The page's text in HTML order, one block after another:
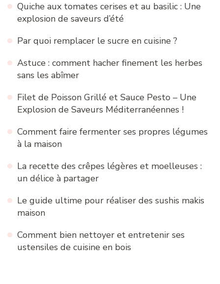
Quiche aux tomates cerises et au basilic : Une
explosion de saveurs d’été
Par quoi remplacer le sucre en cuisine ?
Astuce : comment hacher finement les herbes
sans les abîmer
Filet de Poisson Grillé et Sauce Pesto – Une
Explosion de Saveurs Méditerranéennes !
Comment faire fermenter ses propres légumes
à la maison
La recette des crêpes légères et moelleuses :
un délice à partager
Le guide ultime pour réaliser des sushis makis
maison
Comment bien nettoyer et entretenir ses
ustensiles de cuisine en bois